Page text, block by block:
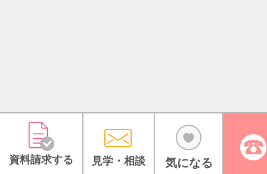
資料請求する 見学・相談 気になる